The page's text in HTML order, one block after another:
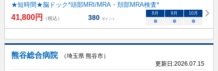
★短時間★脳ドック*頭部MRI/MRA・頚部MRA検査*
41,800円 （税込） 380 ポイント
8 月 9 月 10月
○ ○ ○
熊谷総合病院
（埼玉県 熊谷市）
更新日:2026.07.15